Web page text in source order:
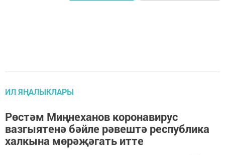
ИЛ ЯҢАЛЫКЛАРЫ
Рөстәм Миңнеханов коронавирус
вазгыятенә бәйле рәвештә республика
халкына мөрәҗәгать итте